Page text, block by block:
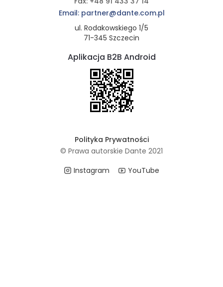
Email: partner@dante.com.pl
ul. Rodakowskiego 1/5
71-345 Szczecin
Aplikacja B2B Android
Polityka Prywatności
© Prawa autorskie Dante 2021
Instagram
YouTube